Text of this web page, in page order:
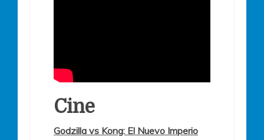
Cine
Godzilla vs Kong: El Nuevo Imperio